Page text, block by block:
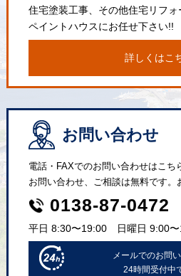
住宅塗装工事、その他住宅リフ
ペイントハウスにお任せ下さい!!
詳しくはこ
お問い合わせ
電話・FAXでのお問い合わせはこち
お問い合わせ、ご相談は無料です。
0138-87-0472
平日 8:30〜19:00 日曜日 9:00〜
メールでのお問
24時間受付中